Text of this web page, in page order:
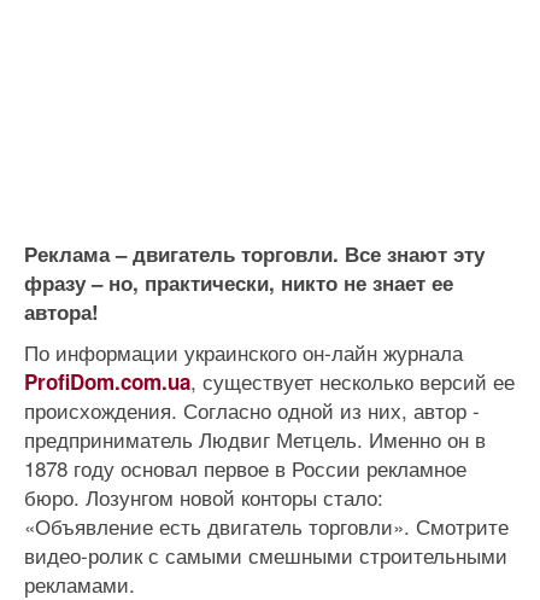
Реклама – двигатель торговли. Все знают эту
фразу – но, практически, никто не знает ее
автора!
По информации украинского он-лайн журнала
ProfiDom.com.ua, существует несколько версий ее
происхождения. Согласно одной из них, автор -
предприниматель Людвиг Метцель. Именно он в
1878 году основал первое в России рекламное
бюро. Лозунгом новой конторы стало:
«Объявление есть двигатель торговли». Смотрите
видео-ролик с самыми смешными строительными
рекламами.